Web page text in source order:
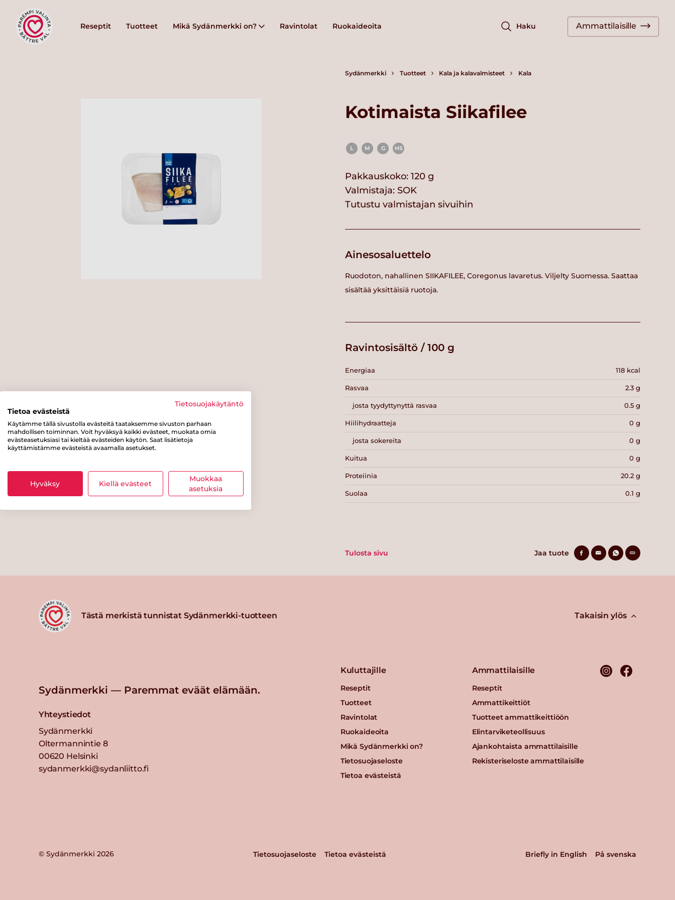
Reseptit Tuotteet Mikä Sydänmerkki on? Ravintolat Ruokaideoita Haku Ammattilaisille
Sydänmerkki Tuotteet Kala ja kalavalmisteet Kala
Kotimaista Siikafilee
L M G HS
Pakkauskoko: 120 g
Valmistaja: SOK
Tutustu valmistajan sivuihin
Ainesosaluettelo
Ruodoton, nahallinen SIIKAFILEE, Coregonus lavaretus. Viljelty Suomessa. Saattaa
sisältää yksittäisiä ruotoja.
Ravintosisältö / 100 g
Energiaa 118 kcal
Rasvaa 2.3 g
josta tyydyttynyttä rasvaa 0.5 g
Hiilihydraatteja 0 g
josta sokereita 0 g
Kuitua 0 g
Proteiinia 20.2 g
Suolaa 0.1 g
Tulosta sivu Jaa tuote
Tästä merkistä tunnistat Sydänmerkki-tuotteen Takaisin ylös
Sydänmerkki — Paremmat eväät elämään.
Yhteystiedot
Sydänmerkki
Oltermannintie 8
00620 Helsinki
sydanmerkki@sydanliitto.fi
Kuluttajille
Reseptit
Tuotteet
Ravintolat
Ruokaideoita
Mikä Sydänmerkki on?
Tietosuojaseloste
Tietoa evästeistä
Ammattilaisille
Reseptit
Ammattikeittiöt
Tuotteet ammattikeittiöön
Elintarviketeollisuus
Ajankohtaista ammattilaisille
Rekisteriseloste ammattilaisille
© Sydänmerkki 2026 Tietosuojaseloste Tietoa evästeistä Briefly in English På svenska
Tietosuojakäytäntö
Tietoa evästeistä
Käytämme tällä sivustolla evästeitä taataksemme sivuston parhaan
mahdollisen toiminnan. Voit hyväksyä kaikki evästeet, muokata omia
evästeasetuksiasi tai kieltää evästeiden käytön. Saat lisätietoja
käyttämistämme evästeistä avaamalla asetukset.
Hyväksy Kiellä evästeet
Muokkaa
asetuksia